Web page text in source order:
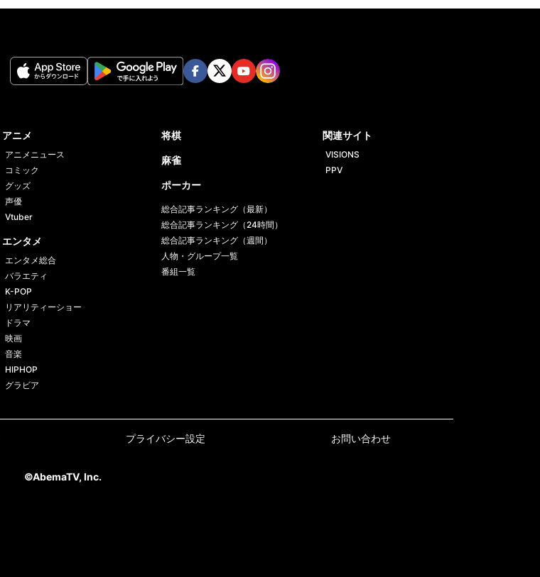
アニメ
アニメニュース
コミック
グッズ
声優
Vtuber
エンタメ
エンタメ総合
バラエティ
K-POP
リアリティーショー
ドラマ
映画
音楽
HIPHOP
グラビア
将棋
麻雀
ポーカー
総合記事ランキング（最新）
総合記事ランキング（24時間）
総合記事ランキング（週間）
人物・グループ一覧
番組一覧
関連サイト
VISIONS
PPV
プライバシー設定 お問い合わせ
©AbemaTV, Inc.